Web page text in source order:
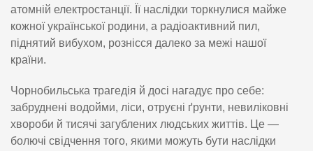
атомній електростанції. Її наслідки торкнулися майже
кожної української родини, а радіоактивний пил,
піднятий вибухом, рознісся далеко за межі нашої
країни.
Чорнобильська трагедія й досі нагадує про себе:
забруднені водойми, ліси, отруєні ґрунти, невиліковні
хвороби й тисячі загублених людських життів. Це —
болючі свідчення того, якими можуть бути наслідки